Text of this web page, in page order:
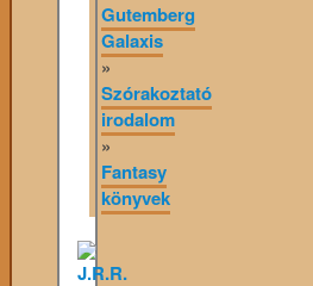
Gutemberg
Galaxis
»
Szórakoztató
irodalom
»
Fantasy
könyvek